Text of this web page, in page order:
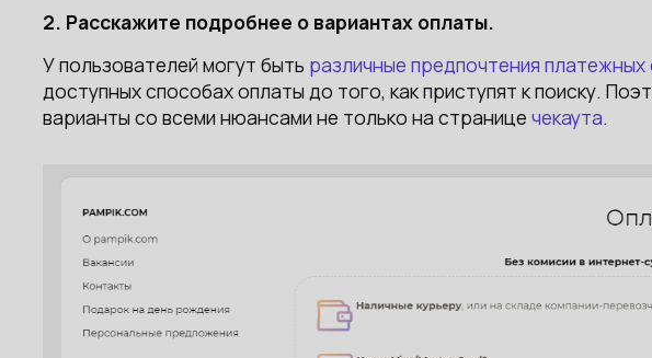
2. Расскажите подробнее о вариантах оплаты.
У пользователей могут быть различные предпочтения платежных
доступных способах оплаты до того, как приступят к поиску.
варианты со всеми нюансами не только на странице чекаута.